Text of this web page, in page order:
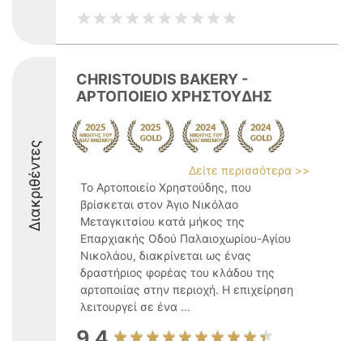
Διακριθέντες
CHRISTOUDIS BAKERY -
ΑΡΤΟΠΟΙΕΙΟ ΧΡΗΣΤΟΥΔΗΣ
Δείτε περισσότερα >>
Το Αρτοποιείο Χρηστούδης, που
βρίσκεται στον Άγιο Νικόλαο
Μεταγκιτσίου κατά μήκος της
Επαρχιακής Οδού Παλαιοχωρίου-Αγίου
Νικολάου, διακρίνεται ως ένας
δραστήριος φορέας του κλάδου της
αρτοποιίας στην περιοχή. Η επιχείρηση
λειτουργεί σε ένα ...